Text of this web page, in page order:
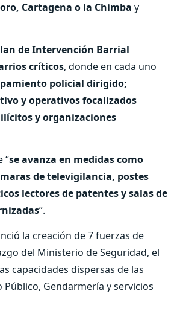
Cartagena o la Chimba y
de Intervención Barrial
críticos, donde en cada uno
policial dirigido;
y operativos focalizados
y organizaciones
“se avanza en medidas como
de televigilancia, postes
lectores de patentes y salas de
”.
la creación de 7 fuerzas de
del Ministerio de Seguridad, el
capacidades dispersas de las
Gendarmería y servicios